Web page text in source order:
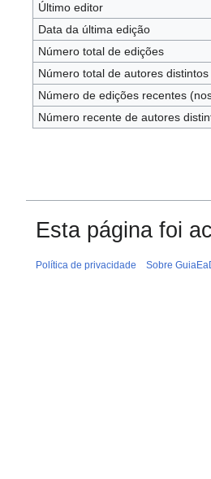
Último editor
Data da última edição
Número total de edições
Número total de autores distintos
Número de edições recentes
Número recente de autores
Esta página foi
Política de privacidade Sobre